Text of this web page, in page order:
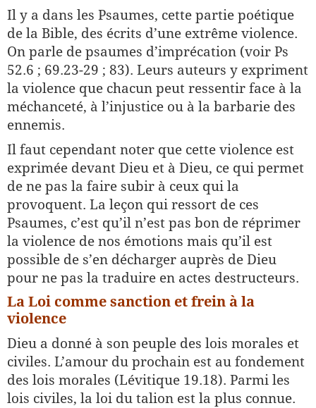
Il y a dans les Psaumes, cette partie poétique
de la Bible, des écrits d’une extrême violence.
On parle de psaumes d’imprécation (voir Ps
52.6 ; 69.23-29 ; 83). Leurs auteurs y expriment
la violence que chacun peut ressentir face à la
méchanceté, à l’injustice ou à la barbarie des
ennemis.
Il faut cependant noter que cette violence est
exprimée devant Dieu et à Dieu, ce qui permet
de ne pas la faire subir à ceux qui la
provoquent. La leçon qui ressort de ces
Psaumes, c’est qu’il n’est pas bon de réprimer
la violence de nos émotions mais qu’il est
possible de s’en décharger auprès de Dieu
pour ne pas la traduire en actes destructeurs.
La Loi comme sanction et frein à la
violence
Dieu a donné à son peuple des lois morales et
civiles. L’amour du prochain est au fondement
des lois morales (Lévitique 19.18). Parmi les
lois civiles, la loi du talion est la plus connue.